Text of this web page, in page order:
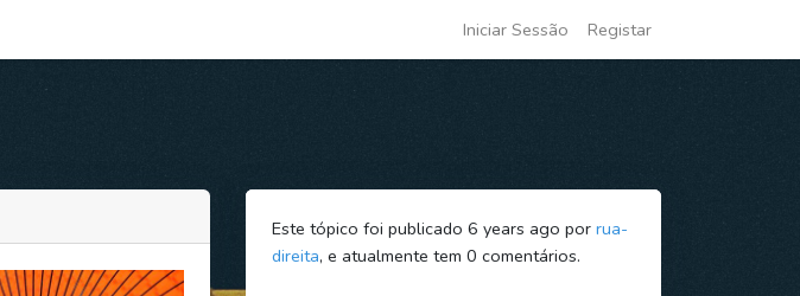
Iniciar Sessão Registar
Este tópico foi publicado 6 years ago por rua-
direita, e atualmente tem 0 comentários.